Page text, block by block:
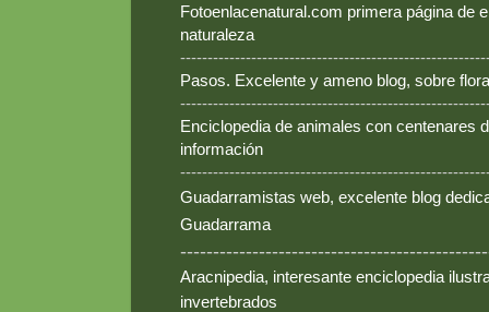
Fotoenlacenatural.com primera página de
naturaleza
Pasos. Excelente y ameno blog, sobre
Enciclopedia de animales con centenares
información
Guadarramistas web, excelente blog
Guadarrama
Aracnipedia, interesante enciclopedia
invertebrados